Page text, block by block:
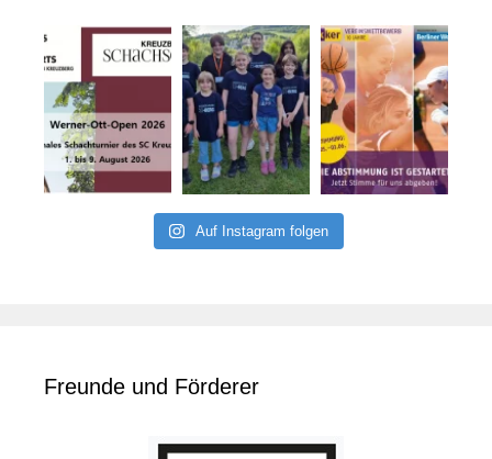
Auf Instagram folgen
Freunde und Förderer